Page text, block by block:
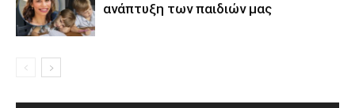
ανάπτυξη των παιδιών µας